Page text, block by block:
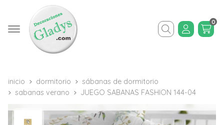
Buscar
0
inicio dormitorio
sábanas de dormitorio
sabanas verano
JUEGO SABANAS FASHION 144-04